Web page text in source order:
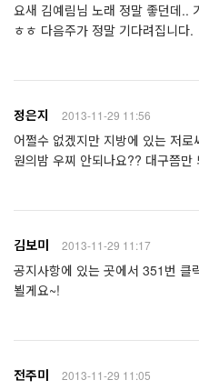
요새 김예림님 노래 정말 좋던데..
ㅎㅎ 다음주가 정말 기다려집니다.
정은지 2013-11-29 11:56
어쩔수 없겠지만 지방에 있는 저
원의밤 우찌 안되나요?? 대구쯤
김보미 2013-11-29 11:17
공지사항에 있는 곳에서 351번 클
뵐게요~!
전주미 2013-11-29 11:05